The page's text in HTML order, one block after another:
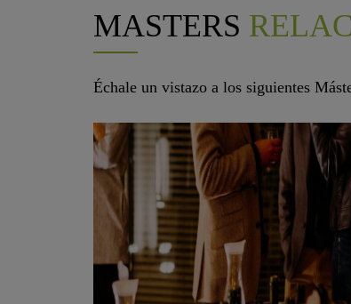
MASTERS
Échale un vistazo a los siguientes